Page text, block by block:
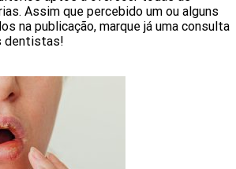
Assim que percebido um ou alguns
na publicação, marque já uma consulta
dentistas!